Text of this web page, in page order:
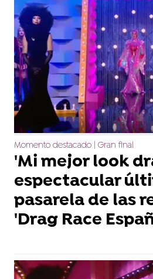
Momento destacado | Gran final
'Mi mejor look
espectacular
pasarela de las
'Drag Race